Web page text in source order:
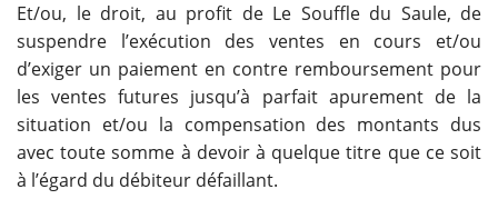
Et/ou, le droit, au profit de Le Souffle du Saule, de
suspendre l’exécution des ventes en cours et/ou
d’exiger un paiement en contre remboursement pour
les ventes futures jusqu’à parfait apurement de la
situation et/ou la compensation des montants dus
avec toute somme à devoir à quelque titre que ce soit
à l’égard du débiteur défaillant.